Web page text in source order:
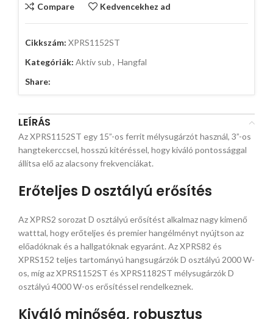
Compare Kedvencekhez ad
Cikkszám: XPRS1152ST
Kategóriák: Aktív sub, Hangfal
Share:
LEÍRÁS
Az XPRS1152ST egy 15”-os ferrit mélysugárzót használ, 3”-os
hangtekerccsel, hosszú kitéréssel, hogy kiváló pontossággal
állítsa elő az alacsony frekvenciákat.
Erőteljes D osztályú erősítés
Az XPRS2 sorozat D osztályú erősítést alkalmaz nagy kimenő
watttal, hogy erőteljes és premier hangélményt nyújtson az
előadóknak és a hallgatóknak egyaránt. Az XPRS82 és
XPRS152 teljes tartományú hangsugárzók D osztályú 2000 W-
os, míg az XPRS1152ST és XPRS1182ST mélysugárzók D
osztályú 4000 W-os erősítéssel rendelkeznek.
Kiváló minőség, robusztus